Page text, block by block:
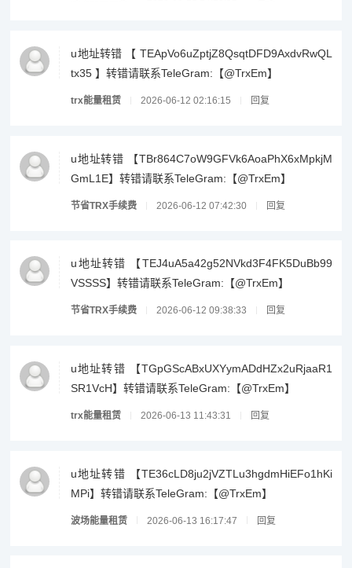
u地址转错 【 TEApVo6uZptjZ8QsqtDFD9AxdvRwQL
tx35 】转错请联系TeleGram:【@TrxEm】
trx能量租赁 2026-06-12 02:16:15 回复
u地址转错 【TBr864C7oW9GFVk6AoaPhX6xMpkjM
GmL1E】转错请联系TeleGram:【@TrxEm】
节省TRX手续费 2026-06-12 07:42:30 回复
u地址转错 【TEJ4uA5a42g52NVkd3F4FK5DuBb99
VSSSS】转错请联系TeleGram:【@TrxEm】
节省TRX手续费 2026-06-12 09:38:33 回复
u地址转错 【TGpGScABxUXYymADdHZx2uRjaaR1
SR1VcH】转错请联系TeleGram:【@TrxEm】
trx能量租赁 2026-06-13 11:43:31 回复
u地址转错 【TE36cLD8ju2jVZTLu3hgdmHiEFo1hKi
MPi】转错请联系TeleGram:【@TrxEm】
波场能量租赁 2026-06-13 16:17:47 回复